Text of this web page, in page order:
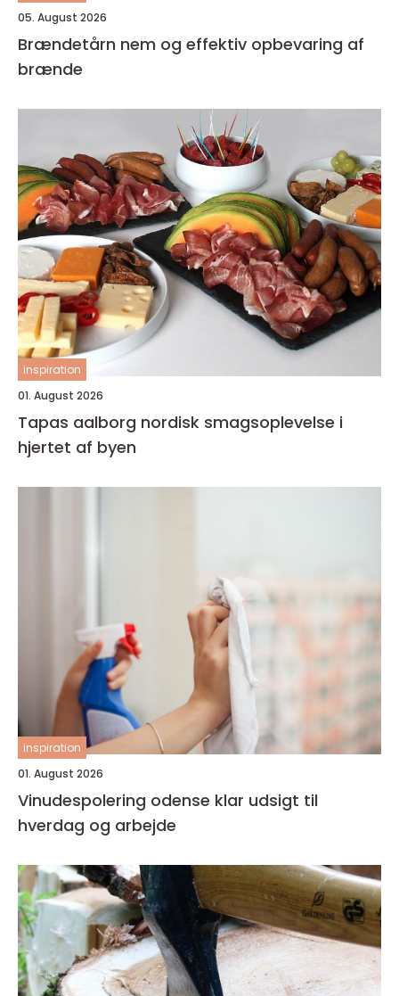
05. August 2026
Brændetårn nem og effektiv opbevaring af
brænde
inspiration
01. August 2026
Tapas aalborg nordisk smagsoplevelse i
hjertet af byen
inspiration
01. August 2026
Vinudespolering odense klar udsigt til
hverdag og arbejde